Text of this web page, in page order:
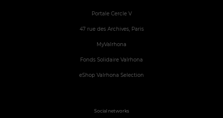
Portale Cercle V
47 rue des Archives, Paris
MyValrhona
Fonds Solidaire Valrhona
eShop Valrhona Selection
Social networks